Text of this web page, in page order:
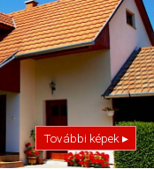
További képek ▸